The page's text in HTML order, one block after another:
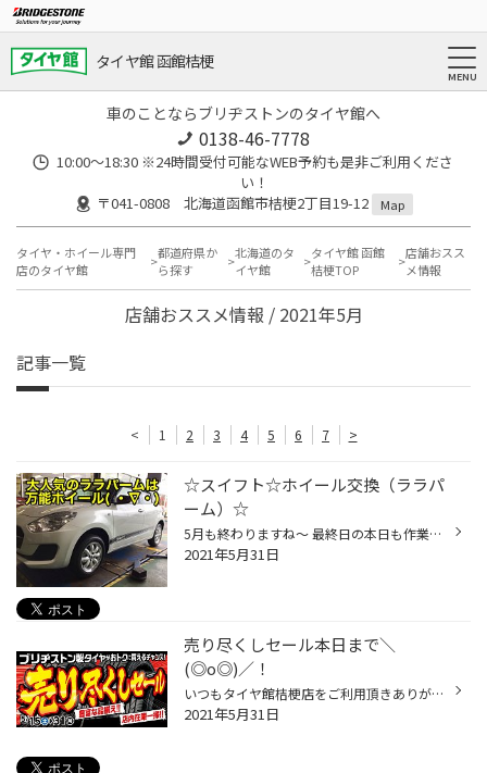
タイヤ館 函館桔梗
車のことならブリヂストンのタイヤ館へ
0138-46-7778
10:00～18:30 ※24時間受付可能なWEB予約も是非ご利用くださ
い！
〒041-0808 北海道函館市桔梗2丁目19-12
Map
タイヤ・ホイール専門
店のタイヤ館
都道府県か
ら探す
北海道のタ
イヤ館
タイヤ館 函館
桔梗TOP
店舗おスス
メ情報
店舗おススメ情報 / 2021年5月
記事一覧
< 1 2 3 4 5 6 7 >
☆スイフト☆ホイール交換（ララパ
ーム）☆
5月も終わりますね～ 最終日の本日も作業がバンバン入庫しております(*'ω'*) 順次アップしていきますのでお楽しみに！ スイフトのお客様にホイールをお買い上げ頂きましたm(__)m お選び頂いたのは大人気のララパーム！ 当店だけでも今年５？６？セット目の販売です！ メーカーでも良く欠品していて...
2021年5月31日
売り尽くしセール本日まで＼
(◎o◎)／！
いつもタイヤ館桔梗店をご利用頂きありがとうございます:） 本日は昨日に引き続きオイルデーですよ('ω')ノ 前回のオイル交換から半年以上経過している方や結構距離乗ったな～という方 なんかオイル交換の気分なんだよな～という方 その他の方も是非ご利用下さい★ そして 売り尽くしセールの開催期間...
2021年5月31日